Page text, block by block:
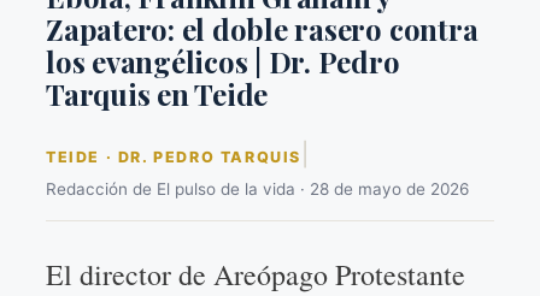
Zapatero: el doble rasero contra
los evangélicos | Dr. Pedro
Tarquis en Teide
TEIDE · DR. PEDRO TARQUIS
Redacción de El pulso de la vida · 28 de mayo de 2026
El director de Areópago Protestante